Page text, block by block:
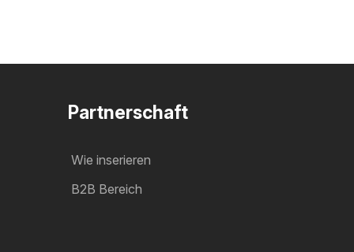
Partnerschaft
Wie inserieren
B2B Bereich